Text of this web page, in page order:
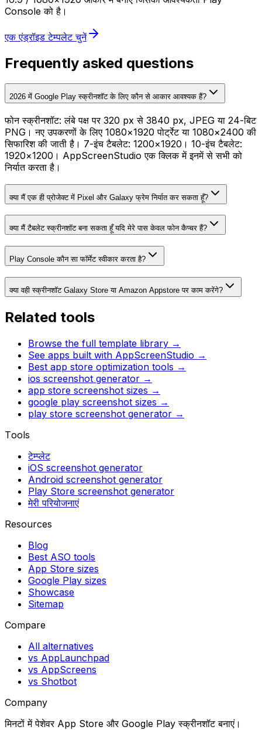
Console को है।
एक एंड्रॉइड टेम्पलेट चुनें
Frequently asked questions
2026 में Google Play स्क्रीनशॉट के लिए कौन से आकार आवश्यक हैं?
फोन स्क्रीनशॉट: लंबे पक्ष पर 320 px से 3840 px, JPEG या 24-बिट
PNG। नए उपकरणों के लिए 1080×1920 पोर्ट्रेट या 1080×2400 की
सिफारिश की जाती है। 7-इंच टैबलेट: 1200×1920। 10-इंच टैबलेट:
1920×1200। AppScreenStudio एक क्लिक में इनमें से सभी को
निर्यात करता है।
क्या मैं एक ही प्रोजेक्ट में Pixel और Galaxy फ्रेम निर्यात कर सकता हूँ?
क्या मैं टैबलेट स्क्रीनशॉट बना सकता हूँ यदि मेरे पास केवल फोन कैप्चर हैं?
Play Console कौन सा फॉर्मेट स्वीकार करता है?
क्या वही स्क्रीनशॉट Galaxy Store या Amazon Appstore पर काम करेंगे?
Related tools
Browse the full template library →
See apps built with AppScreenStudio →
Best app store optimization tools →
ios screenshot generator →
app store screenshot sizes →
google play screenshot sizes →
play store screenshot generator →
Tools
टेम्प्लेट
iOS screenshot generator
Android screenshot generator
Play Store screenshot generator
मेरी परियोजनाएं
Resources
Blog
Best ASO tools
App Store sizes
Google Play sizes
Showcase
Sitemap
Compare
All alternatives
vs AppLaunchpad
vs AppScreens
vs Shotbot
Company
मिनटों में पेशेवर App Store और Google Play स्क्रीनशॉट बनाएं।